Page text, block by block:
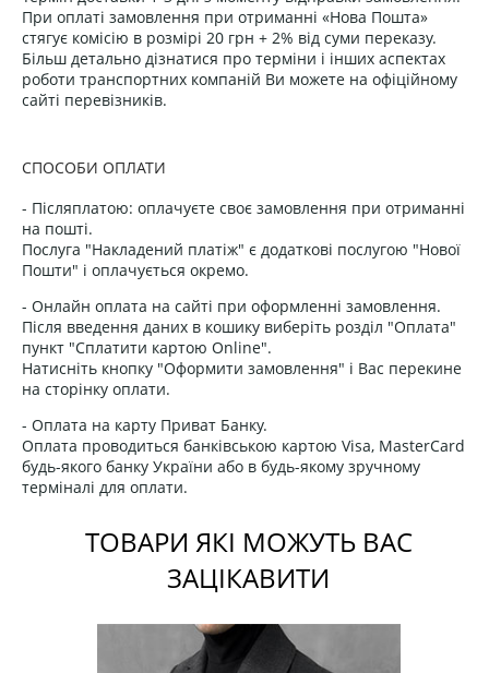
При оплаті замовлення при отриманні «Нова Пошта»
стягує комісію в розмірі 20 грн + 2% від суми переказу.
Більш детально дізнатися про терміни і інших аспектах
роботи транспортних компаній Ви можете на офіційному
сайті перевізників.
СПОСОБИ ОПЛАТИ
- Післяплатою: оплачуєте своє замовлення при отриманні
на пошті.
Послуга "Накладений платіж" є додаткові послугою "Нової
Пошти" і оплачується окремо.
- Онлайн оплата на сайті при оформленні замовлення.
Після введення даних в кошику виберіть розділ "Оплата"
пункт "Сплатити картою Online".
Натисніть кнопку "Оформити замовлення" і Вас перекине
на сторінку оплати.
- Оплата на карту Приват Банку.
Оплата проводиться банківською картою Visa, MasterCard
будь-якого банку України або в будь-якому зручному
терміналі для оплати.
ТОВАРИ ЯКІ МОЖУТЬ ВАС
ЗАЦІКАВИТИ